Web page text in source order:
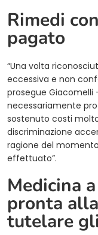
Rimedi
pagato
“Una volta
eccessiva e non
prosegue Giacomelli
necessariamente
sostenuto costi
discriminazione
ragione del
effettuato”.
Medicina
pronta
tutelare